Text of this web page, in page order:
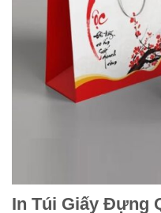
In Túi Giấy Đựng